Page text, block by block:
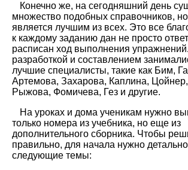
Конечно же, на сегодняшний день
множество подобных справочников,
является лучшим из всех. Это все
к каждому заданию дан не просто
расписан ход выполнения
разработкой и составлением
лучшие специалисты, такие как Бим,
Артемова, Захарова, Каплина,
Рыжова, Фомичева, Гез и другие.
На уроках и дома ученикам нужно
только номера из учебника, но еще из
дополнительного сборника. Чтобы
правильно, для начала нужно
следующие темы: